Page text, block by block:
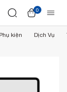
0
kiện Dịch Vụ